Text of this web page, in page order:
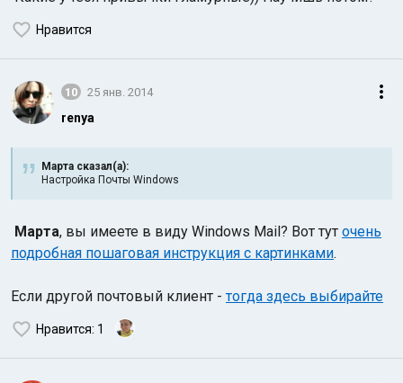
Нравится
10 25 янв. 2014
renya
Марта сказал(а):
Настройка Почты Windows
Марта, вы имеете в виду Windows Mail? Вот тут очень
подробная пошаговая инструкция с картинками.
Если другой почтовый клиент - тогда здесь выбирайте
Нравится: 1